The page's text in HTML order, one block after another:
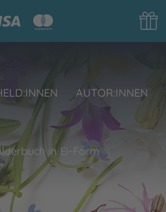
AUTOR:INNEN
in Ei-Form